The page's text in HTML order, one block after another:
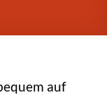
auf